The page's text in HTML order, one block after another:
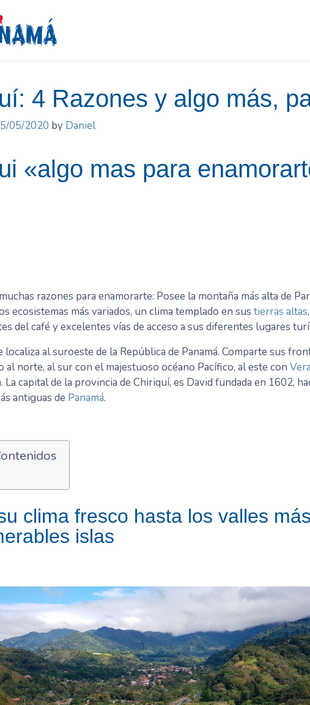
4 Razones y algo más,
05/2020 by Daniel
«algo mas para
razones para enamorarte: Posee la montaña más alta de
ecosistemas más variados, un clima templado en sus tierras altas
del café y excelentes vías de acceso a sus diferentes lugares
localiza al suroeste de la República de Panamá. Comparte sus
al norte, al sur con el majestuoso océano Pacífico, al este con
La capital de la provincia de Chiriquí, es David fundada en 1602,
antiguas de Panamá.
clima fresco hasta los valles
islas